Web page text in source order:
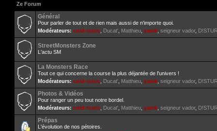
Ze Forum
Général
Pour parler de tout et de rien mais aussi de n'importe quoi.
Modérateurs: cold-static Ducat' Matthieu yanik seigneur vador,
StreetMonsters Zone
L'actu SM
La Monsters Race
Tout ce qui concerne la course la plus déjantée de l'univers !
Modérateurs: cold-static Ducat' Matthieu yanik seigneur vador,
Photos & Vidéos
Pour ranger un peu tout notre bordel.
Modérateurs: cold-static Ducat' Matthieu yanik seigneur vador,
Prépas
L'évolution de nos pétoires.